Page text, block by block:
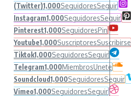
(Twitter)1,000SeguidoresSeguir
Instagram1,000SeguidoresSeguir
Pinterest1,000SeguidoresPin
Youtube1,000SuscriptoresSuscribirse
Tiktok1,000SeguidoresSeguir
Telegram1,000MiembrosUnete
Soundcloud1,000SeguidoresSeguir
Vimeo1,000SeguidoresSeguir